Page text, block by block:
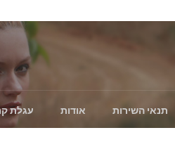
תנאי השירות אודות עגלת